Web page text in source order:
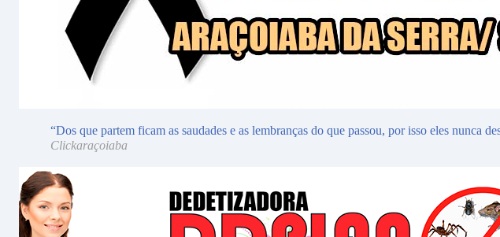
“Dos que partem ficam as saudades e as lembranças do que passou, por isso eles nunca
Clickaraçoiaba